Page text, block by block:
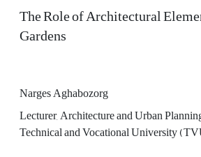
The Role of Architectural
Gardens
Narges Aghabozorg
Lecturer, Architecture and Urban
Technical and Vocational University